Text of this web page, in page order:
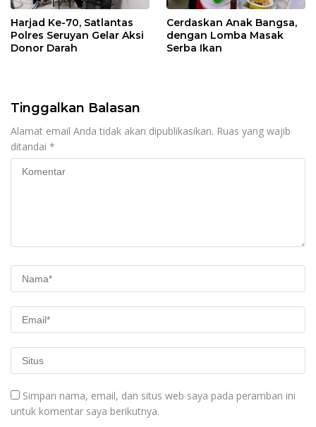
Harjad Ke-70, Satlantas
Polres Seruyan Gelar Aksi
Donor Darah
Cerdaskan Anak Bangsa,
dengan Lomba Masak
Serba Ikan
Tinggalkan Balasan
Alamat email Anda tidak akan dipublikasikan. Ruas yang wajib
ditandai *
Simpan nama, email, dan situs web saya pada peramban ini
untuk komentar saya berikutnya.